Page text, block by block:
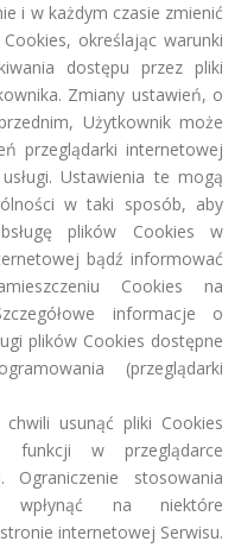
i w każdym czasie zmienić
określając warunki
dostępu przez pliki
Zmiany ustawień, o
Użytkownik może
przeglądarki internetowej
Ustawienia te mogą
w taki sposób, aby
plików Cookies w
bądź informować
Cookies na
informacje o
plików Cookies dostępne
(przeglądarki
usunąć pliki Cookies
funkcji w przeglądarce
stosowania
na niektóre
internetowej Serwisu.